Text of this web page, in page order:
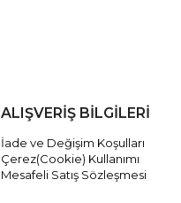
ALIŞVERİŞ BİLGİLERİ
İade ve Değişim Koşulları
Çerez(Cookie) Kullanımı
Mesafeli Satış Sözleşmesi